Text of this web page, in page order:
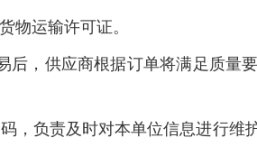
物运输许可证。
，供应商根据订单将满足质量
，负责及时对本单位信息进行